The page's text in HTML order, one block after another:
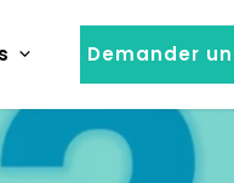
Demander